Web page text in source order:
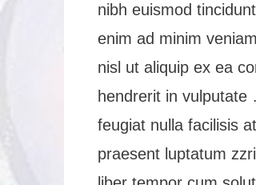
nibh euismod
enim ad minim
nisl ut aliquip ex ea
hendrerit in
feugiat nulla facilisis
praesent luptatum